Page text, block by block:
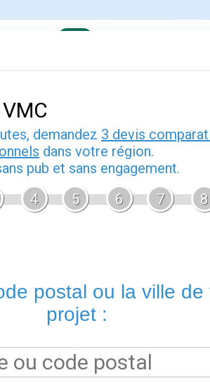
EDF Engie Fournisseurs
Bretagne
que de nombreux foyers français
cette thématique vous permet de
et d'anticiper les démarches
accompagne à chaque étape avec des
vannes
fournisseur d'énergie
concernent
ou le changement de situation.
: il concentre l'essentiel des
cas de question complexe, le service